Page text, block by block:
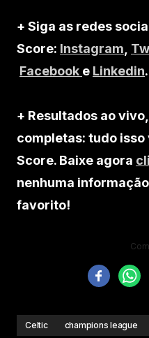
+ Siga as redes
Score: Instagram
Facebook e Linkedin.
+ Resultados ao
completas: tudo isso
Score. Baixe agora
nenhuma
favorito!
Celtic champions league